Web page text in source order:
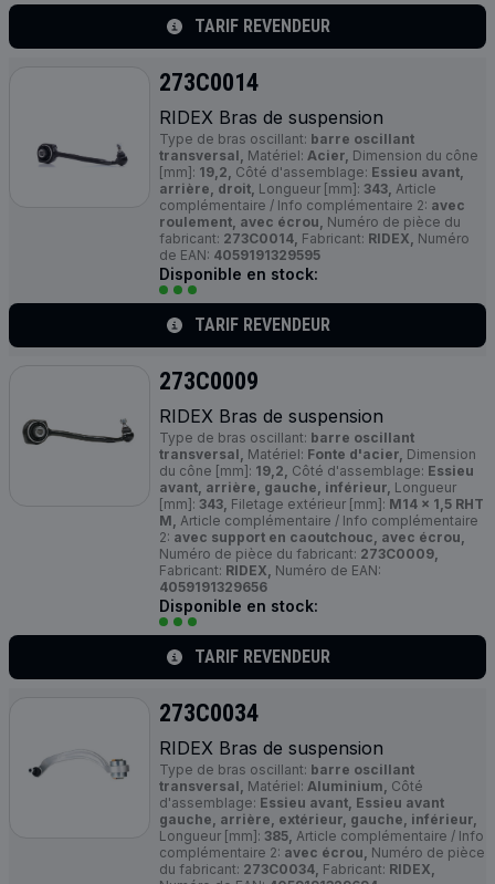
TARIF REVENDEUR
273C0014
RIDEX Bras de suspension
Type de bras oscillant: barre oscillant
transversal, Matériel: Acier, Dimension du cône
[mm]: 19,2, Côté d'assemblage: Essieu avant,
arrière, droit, Longueur [mm]: 343, Article
complémentaire / Info complémentaire 2: avec
roulement, avec écrou, Numéro de pièce du
fabricant: 273C0014, Fabricant: RIDEX, Numéro
de EAN: 4059191329595
Disponible en stock:
TARIF REVENDEUR
273C0009
RIDEX Bras de suspension
Type de bras oscillant: barre oscillant
transversal, Matériel: Fonte d'acier, Dimension
du cône [mm]: 19,2, Côté d'assemblage: Essieu
avant, arrière, gauche, inférieur, Longueur
[mm]: 343, Filetage extérieur [mm]: M14 x 1,5 RHT
M, Article complémentaire / Info complémentaire
2: avec support en caoutchouc, avec écrou,
Numéro de pièce du fabricant: 273C0009,
Fabricant: RIDEX, Numéro de EAN:
4059191329656
Disponible en stock:
TARIF REVENDEUR
273C0034
RIDEX Bras de suspension
Type de bras oscillant: barre oscillant
transversal, Matériel: Aluminium, Côté
d'assemblage: Essieu avant, Essieu avant
gauche, arrière, extérieur, gauche, inférieur,
Longueur [mm]: 385, Article complémentaire / Info
complémentaire 2: avec écrou, Numéro de pièce
du fabricant: 273C0034, Fabricant: RIDEX,